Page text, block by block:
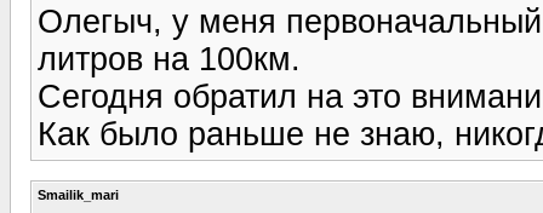
Олегыч, у меня
литров на 100км.
Сегодня обратил на это
Как было раньше не знаю,
Smailik_mari